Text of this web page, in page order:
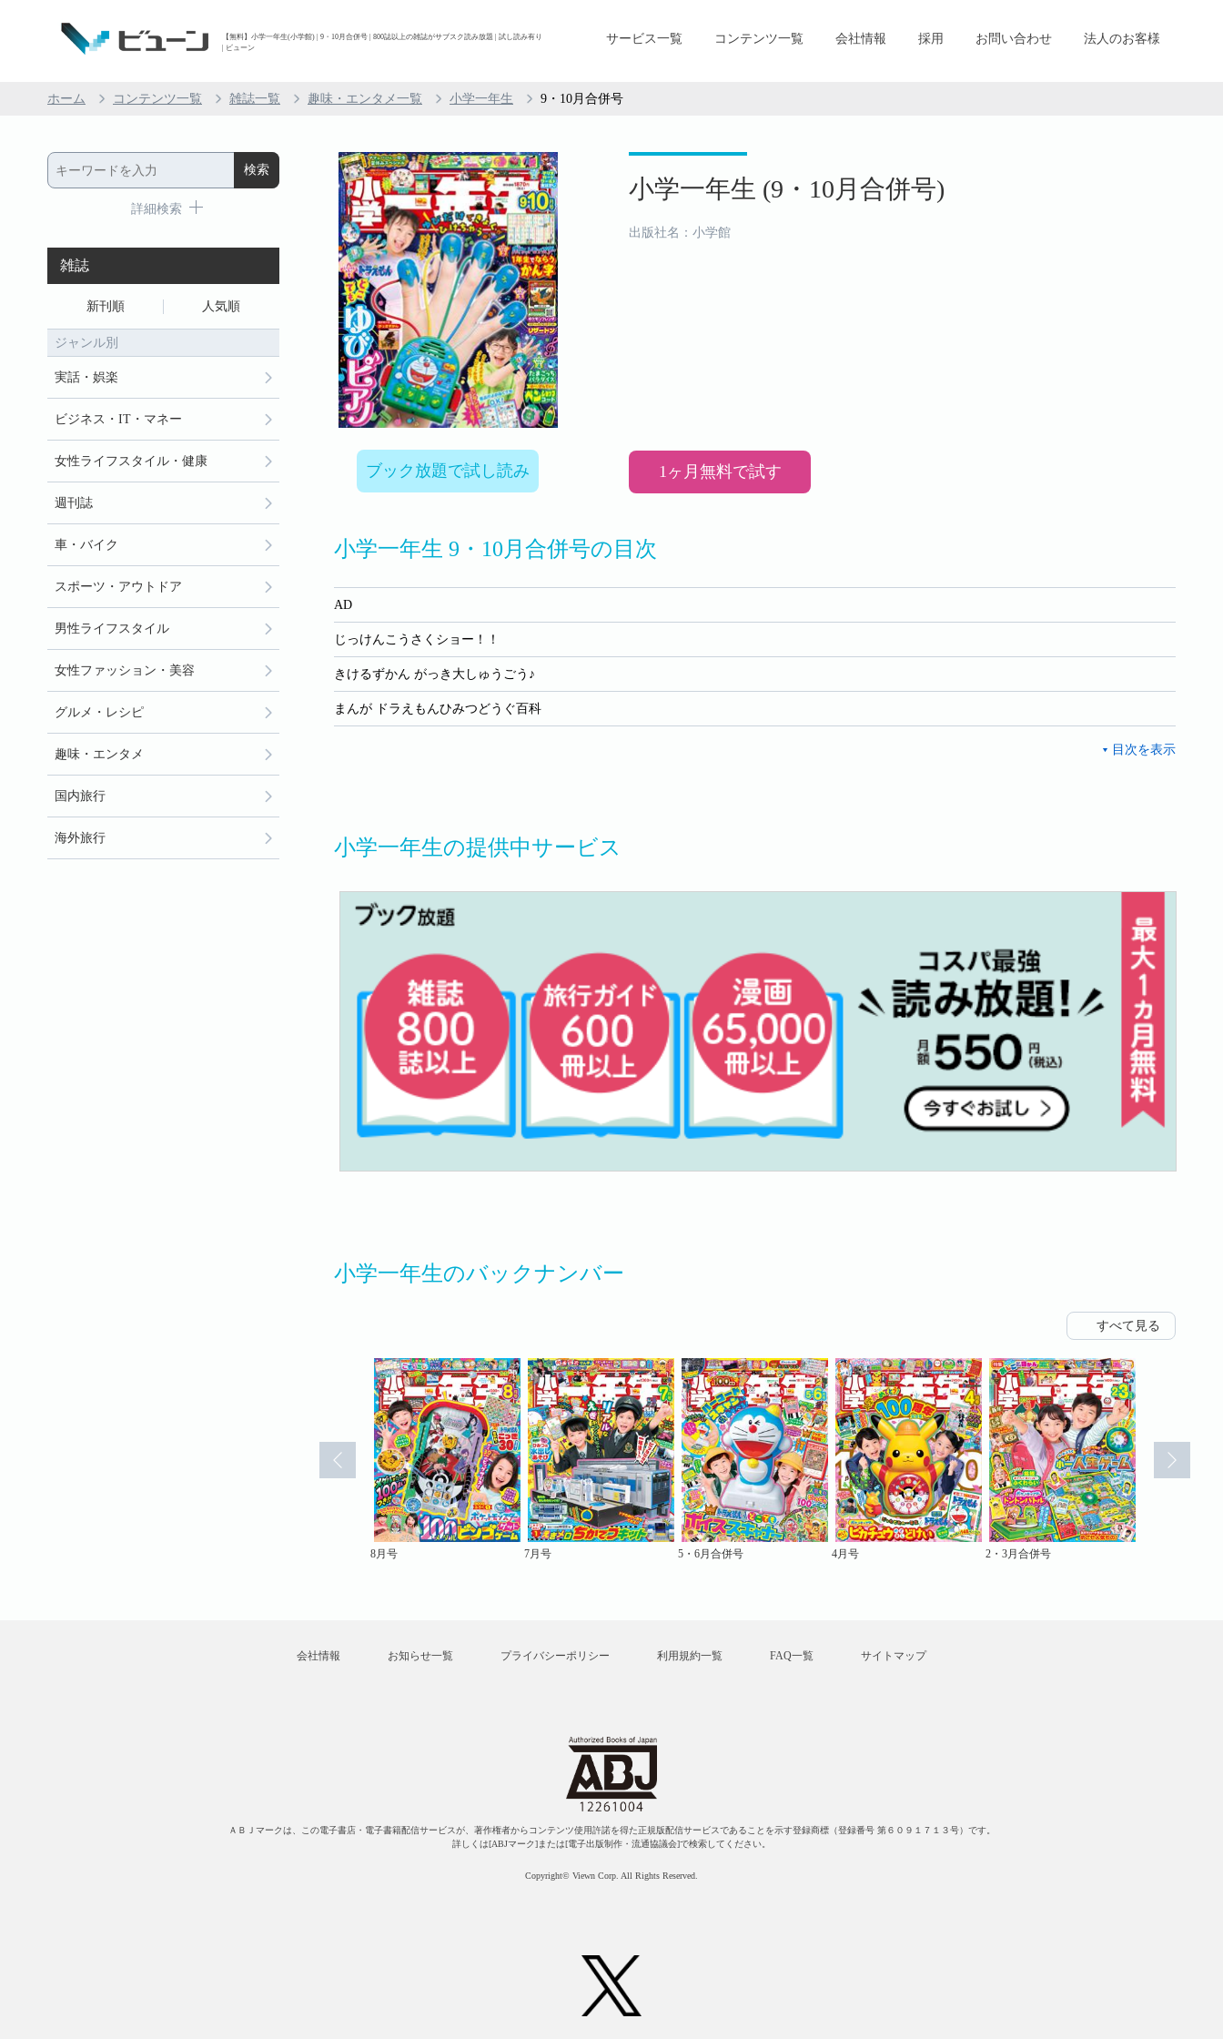
【無料】小学一年生(小学館) | 9・10月合併号 | 800誌以上の雑誌がサブスク読み放題 | 試し読み有り
| ビューン
サービス一覧 コンテンツ一覧 会社情報 採用 お問い合わせ 法人のお客様
ホーム コンテンツ一覧 雑誌一覧 趣味・エンタメ一覧 小学一年生 9・10月合併号
ブック放題で試し読み
小学一年生 (9・10月合併号)
出版社名：小学館
1ヶ月無料で試す
小学一年生 9・10月合併号の目次
AD
じっけんこうさくショー！！
きけるずかん がっき大しゅうごう♪
まんが ドラえもんひみつどうぐ百科
小学一年生の提供中サービス
小学一年生のバックナンバー
すべて見る
8月号 7月号 5・6月合併号 4月号 2・3月合併号
詳細検索
雑誌
新刊順 人気順
ジャンル別
実話・娯楽
ビジネス・IT・マネー
女性ライフスタイル・健康
週刊誌
車・バイク
スポーツ・アウトドア
男性ライフスタイル
女性ファッション・美容
グルメ・レシピ
趣味・エンタメ
国内旅行
海外旅行
会社情報 お知らせ一覧 プライバシーポリシー 利用規約一覧 FAQ一覧 サイトマップ
ＡＢＪマークは、この電子書店・電子書籍配信サービスが、著作権者からコンテンツ使用許諾を得た正規版配信サービスであることを示す登録商標（登録番号 第６０９１７１３号）です。
詳しくは[ABJマーク]または[電子出版制作・流通協議会]で検索してください。
Copyright© Viewn Corp. All Rights Reserved.